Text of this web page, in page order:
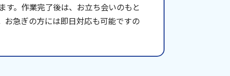
す。作業完了後は、お立ち会いのもと
お急ぎの方には即日対応も可能ですの